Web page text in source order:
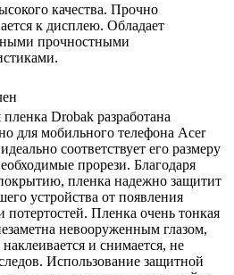
качества. Прочно
к дисплею. Обладает
прочностными
Drobak разработана
для мобильного телефона Acer
соответствует его размеру
прорези. Благодаря
пленка надежно защитит
устройства от появления
потертостей. Пленка очень тонкая
невооруженным глазом,
наклеивается и снимается, не
Использование защитной